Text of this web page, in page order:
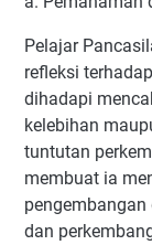
Pelajar
refleksi
dihadapi
kelebihan
tuntutan
membuat ia
dan